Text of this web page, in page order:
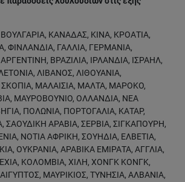
ΒΟΥΛΓΑΡΙΑ, ΚΑΝΑΔΑΣ, ΚΙΝΑ, ΚΡΟΑΤΙΑ,
ΦΙΝΛΑΝΔΙΑ, ΓΑΛΛΙΑ, ΓΕΡΜΑΝΙΑ,
ΒΡΑΖΙΛΙΑ, ΙΡΛΑΝΔΙΑ, ΙΣΡΑΗΛ,
ΛΙΒΑΝΟΣ, ΛΙΘΟΥΑΝΙΑ,
ΜΑΛΑΙΣΙΑ, ΜΑΛΤΑ, ΜΑΡΟΚΟ,
ΜΑΥΡΟΒΟΥΝΙΟ, ΟΛΛΑΝΔΙΑ, ΝΕΑ
ΠΟΛΩΝΙΑ, ΠΟΡΤΟΓΑΛΙΑ, ΚΑΤΑΡ,
ΣΑΟΥΔΙΚΗ ΑΡΑΒΙΑ, ΣΕΡΒΙΑ, ΣΙΓΚΑΠΟΥΡΗ,
ΝΟΤΙΑ ΑΦΡΙΚΗ, ΣΟΥΗΔΙΑ, ΕΛΒΕΤΙΑ,
ΟΥΚΡΑΝΙΑ, ΑΡΑΒΙΚΑ ΕΜΙΡΑΤΑ, ΑΓΓΛΙΑ,
ΚΟΛΟΜΒΙΑ, ΧΙΛΗ, ΧΟΝΓΚ ΚΟΝΓΚ,
ΜΑΥΡΙΚΙΟΣ, ΤΥΝΗΣΙΑ, ΑΛΒΑΝΙΑ,